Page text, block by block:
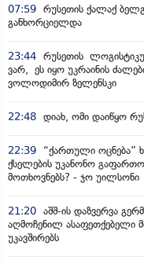
07:59 რუსეთის ქალაქ
განხორციელდა
23:44 რუსეთის
ვარ, ეს იყო უკრაინის
ვოლოდიმირ ზელენსკი
22:48 დიახ, ომი დაიწყო
22:39
“ქართული ოცნება”
ქსელების უკანონო
მოთხოვნებს? - ჯო უილსონი
21:20 აშშ-ის დაზვერვა
აღმოჩენილ
უკავშირებს